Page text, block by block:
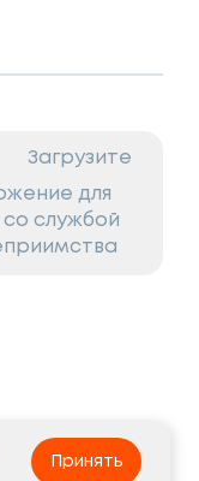
Загрузите
для
со службой
Принять